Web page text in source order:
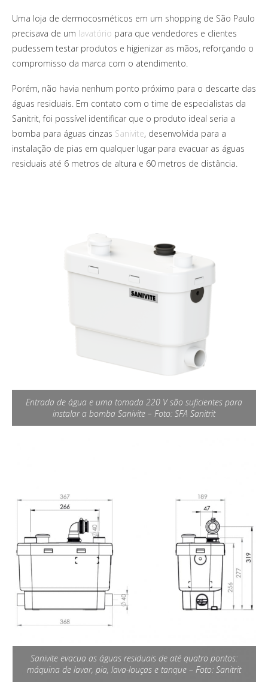
Uma loja de dermocosméticos em um shopping de São Paulo
precisava de um lavatório para que vendedores e clientes
pudessem testar produtos e higienizar as mãos, reforçando o
compromisso da marca com o atendimento.
Porém, não havia nenhum ponto próximo para o descarte das
águas residuais. Em contato com o time de especialistas da
Sanitrit, foi possível identificar que o produto ideal seria a
bomba para águas cinzas Sanivite, desenvolvida para a
instalação de pias em qualquer lugar para evacuar as águas
residuais até 6 metros de altura e 60 metros de distância.
Entrada de água e uma tomada 220 V são suficientes para
instalar a bomba Sanivite – Foto: SFA Sanitrit
Sanivite evacua as águas residuais de até quatro pontos:
máquina de lavar, pia, lava-louças e tanque – Foto: Sanitrit